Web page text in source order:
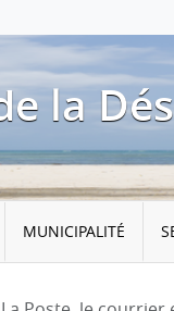
la
MUNICIPALITÉ